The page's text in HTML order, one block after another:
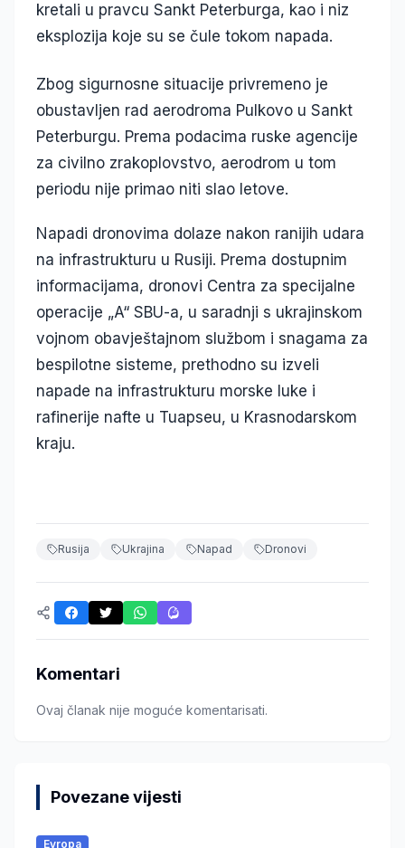
kretali u pravcu Sankt Peterburga, kao i niz
eksplozija koje su se čule tokom napada.
Zbog sigurnosne situacije privremeno je
obustavljen rad aerodroma Pulkovo u Sankt
Peterburgu. Prema podacima ruske agencije
za civilno zrakoplovstvo, aerodrom u tom
periodu nije primao niti slao letove.
Napadi dronovima dolaze nakon ranijih udara
na infrastrukturu u Rusiji. Prema dostupnim
informacijama, dronovi Centra za specijalne
operacije „A“ SBU-a, u saradnji s ukrajinskom
vojnom obavještajnom službom i snagama za
bespilotne sisteme, prethodno su izveli
napade na infrastrukturu morske luke i
rafinerije nafte u Tuapseu, u Krasnodarskom
kraju.
Rusija Ukrajina Napad Dronovi
Komentari
Ovaj članak nije moguće komentarisati.
Povezane vijesti
Evropa